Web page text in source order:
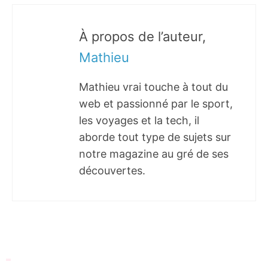
À propos de l’auteur,
Mathieu
Mathieu vrai touche à tout du
web et passionné par le sport,
les voyages et la tech, il
aborde tout type de sujets sur
notre magazine au gré de ses
découvertes.